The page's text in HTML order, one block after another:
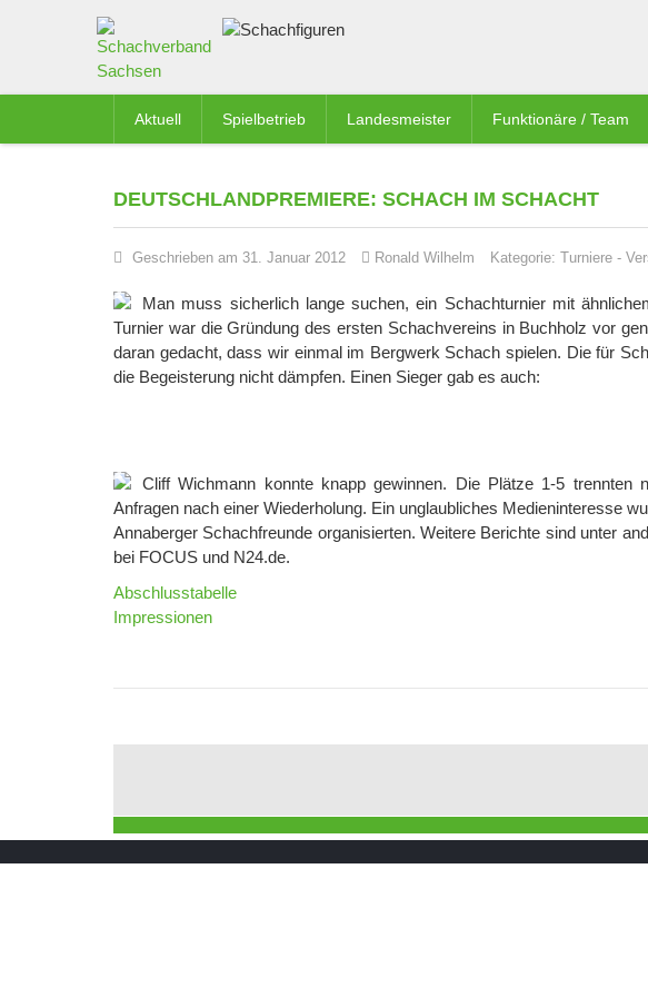
Aktuell Spielbetrieb Landesmeister Funktionäre / Team
DEUTSCHLANDPREMIERE: SCHACH IM SCHACHT
Geschrieben am 31. Januar 2012 Ronald Wilhelm Kategorie: Turniere -
Man muss sicherlich lange suchen, ein Schachturnier mit
Turnier war die Gründung des ersten Schachvereins in Buchholz vor
daran gedacht, dass wir einmal im Bergwerk Schach spielen. Die für
die Begeisterung nicht dämpfen. Einen Sieger gab es auch:
Cliff Wichmann konnte knapp gewinnen. Die Plätze 1-5
Anfragen nach einer Wiederholung. Ein unglaubliches Medieninteresse
Annaberger Schachfreunde organisierten. Weitere Berichte sind unter
bei FOCUS und N24.de.
Abschlusstabelle
Impressionen